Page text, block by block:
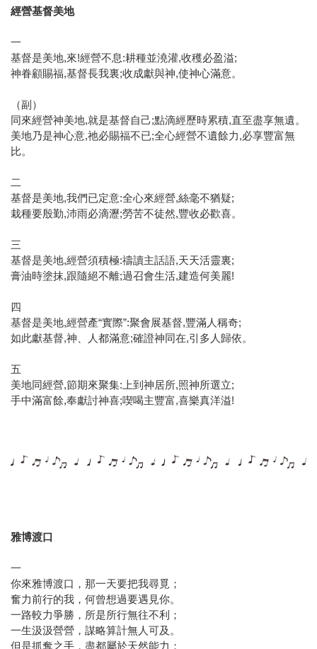
經營基督美地
一
基督是美地,來!經營不息:耕種並澆灌,收穫必盈溢;
神眷顧賜福,基督長我裏;收成獻與神,使神心滿意。
（副）
同來經營神美地,就是基督自己;點滴經歷時累積,直至盡享無遺。
美地乃是神心意,祂必賜福不已;全心經營不遺餘力,必享豐富無
比。
二
基督是美地,我們已定意:全心來經營,絲毫不猶疑;
栽種要殷勤,沛雨必滴瀝;勞苦不徒然,豐收必歡喜。
三
基督是美地,經營須積極:禱讀主話語,天天活靈裏;
膏油時塗抹,跟隨絕不離;過召會生活,建造何美麗!
四
基督是美地,經營產“實際”:聚會展基督,豐滿人稱奇;
如此獻基督,神、人都滿意;確證神同在,引多人歸依。
五
美地同經營,節期來聚集:上到神居所,照神所選立;
手中滿富餘,奉獻討神喜;喫喝主豐富,喜樂真洋溢!
雅博渡口
一
你來雅博渡口，那一天要把我尋覓；
奮力前行的我，何曾想過要遇見你。
一路較力爭勝，所是所行無往不利；
一生汲汲營營，謀略算計無人可及。
但是抓奪之手，盡都屬於天然能力；